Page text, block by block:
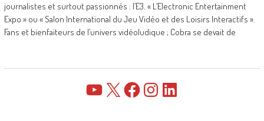
journalistes et surtout passionnés : l’E3. « L’Electronic Entertainment
Expo » ou « Salon International du Jeu Vidéo et des Loisirs Interactifs ».
Fans et bienfaiteurs de l’univers vidéoludique ; Cobra se devait de
YouTube FacebookInstagramLinkedIn